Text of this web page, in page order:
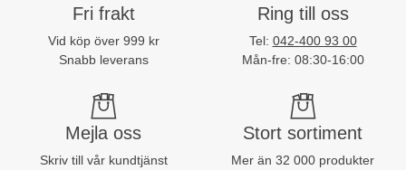
Fri frakt
Vid köp över 999 kr
Snabb leverans
Ring till oss
Tel: 042-400 93 00
Mån-fre: 08:30-16:00
Mejla oss
Skriv till vår kundtjänst
Stort sortiment
Mer än 32 000 produkter